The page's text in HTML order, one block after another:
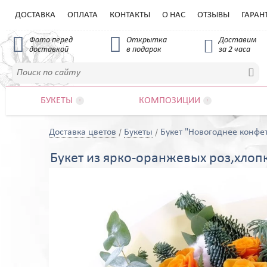

ДОСТАВКА ОПЛАТА КОНТАКТЫ О НАС ОТЗЫВЫ
 Фото перед
доставкой

Открытка
в подарок

Доставим
за 2 часа
БУКЕТЫ КОМПОЗИЦИИ
Доставка цветов Букеты Букет "Новогоднее
Букет из ярко-оранжевых